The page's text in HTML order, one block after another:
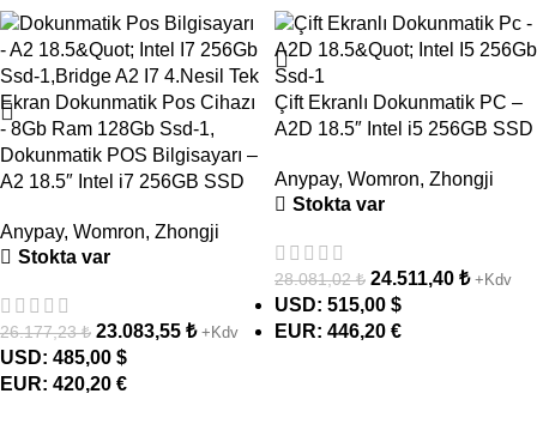
Dokunmatik POS Bilgisayarı –
A2 18.5″ Intel i7 256GB SSD
Anypay, Womron, Zhongji
Stokta var
26.177,23₺ 23.083,55 ₺ +Kdv
USD: 485,00 $
EUR: 420,20 €
Çift Ekranlı Dokunmatik PC –
A2D 18.5″ Intel i5 256GB SSD
Anypay, Womron, Zhongji
Stokta var
28.081,02₺ 24.511,40 ₺ +Kdv
USD: 515,00 $
EUR: 446,20 €